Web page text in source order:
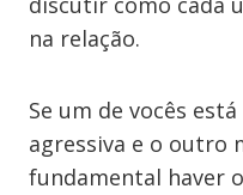
na relação.
Se um de vocês
agressiva e o outro
fundamental haver